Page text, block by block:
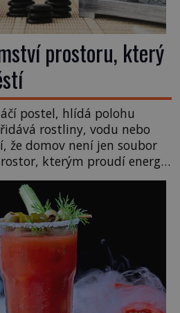
prostoru, který
postel, hlídá polohu
rostliny, vodu nebo
že domov není jen soubor
kterým proudí energie
může ovlivňovat, jak se v
má kořeny ve staré Číně